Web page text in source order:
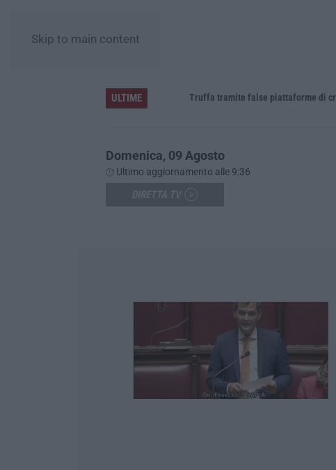
Skip to main content
ULTIME Truffa tramite false piattaforme di
Domenica, 09 Agosto
Ultimo aggiornamento alle 9:36